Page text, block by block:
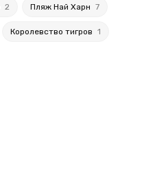
2 Пляж Най Харн 7
Королевство тигров 1